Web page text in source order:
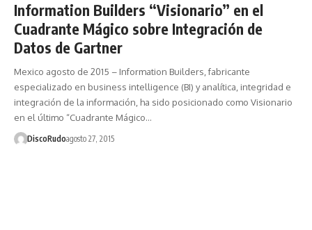
Information Builders “Visionario” en el
Cuadrante Mágico sobre Integración de
Datos de Gartner
Mexico agosto de 2015 – Information Builders, fabricante
especializado en business intelligence (BI) y analítica, integridad e
integración de la información, ha sido posicionado como Visionario
en el último “Cuadrante Mágico…
DiscoRudoagosto 27, 2015